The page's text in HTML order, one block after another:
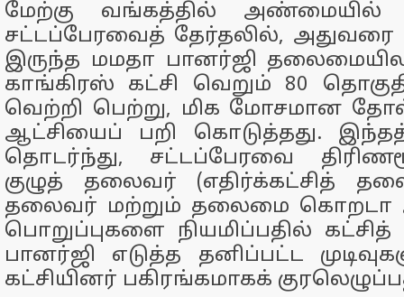
மேற்கு வங்கத்தில் அண்மையில்
சட்டப்பேரவைத் தேர்தலில், அதுவரை
இருந்த மமதா பானர்ஜி
காங்கிரஸ் கட்சி வெறும் 80
வெற்றி பெற்று, மிக மோசமான
ஆட்சியைப் பறி கொடுத்தது.
தொடர்ந்து, சட்டப்பேரவை
குழுத் தலைவர் (எதிர்க்கட்சித்
தலைவர் மற்றும் தலைமை கொறடா
பொறுப்புகளை நியமிப்பதில்
பானர்ஜி எடுத்த தனிப்பட்ட
கட்சியினர் பகிரங்கமாகக்